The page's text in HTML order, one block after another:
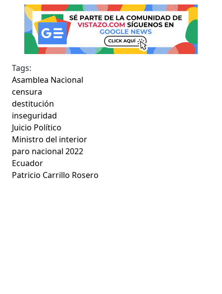
Tags:
Asamblea Nacional
censura
destitución
inseguridad
Juicio Político
Ministro del interior
paro nacional 2022
Ecuador
Patricio Carrillo Rosero